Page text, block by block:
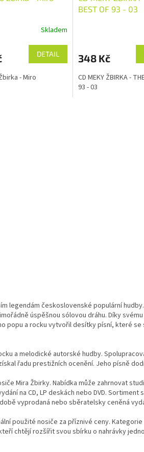
Skladem
DETAIL
- Miro
BEST OF 93 - 03
348 Kč
CD MEKY ŽBIRKA -
93 - 03
l
á
d
c
í
p
v
k
y
v
ý
p
legendám československé populární
úspěšnou sólovou dráhu. Díky
popu a rocku vytvořil desítky písní, které
a melodické autorské hudby.
řadu prestižních ocenění. Jeho písně
Mira Žbirky. Nabídka může zahrnovat
na CD, LP deskách nebo DVD.
vyprodaná nebo sběratelsky ceněná
použité nosiče za příznivé ceny. Kategorie
chtějí rozšířit svou sbírku o nahrávky